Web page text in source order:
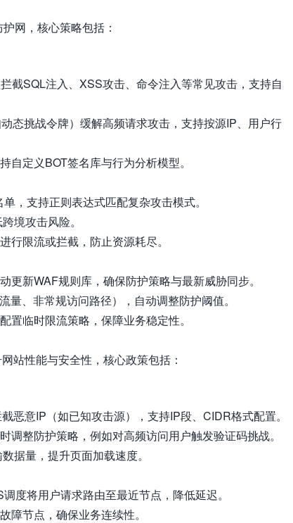
网，核心策略包括：
截SQL注入、XSS攻击、命令注入等常见攻击，支持自
态挑战令牌）缓解高频请求攻击，支持按源IP、用户行
定义BOT签名库与行为分析模型。
，支持正则表达式匹配复杂攻击模式。
境攻击风险。
限流或拦截，防止资源耗尽。
新WAF规则库，确保防护策略与最新威胁同步。
、非常规访问路径），自动调整防护阈值。
临时限流策略，保障业务稳定性。
站性能与安全性，核心政策包括：
恶意IP（如已知攻击源），支持IP段、CIDR格式配置。
整防护策略，例如对高频访问用户触发验证码挑战。
据量，提升页面加载速度。
度将用户请求路由至最近节点，降低延迟。
障节点，确保业务连续性。